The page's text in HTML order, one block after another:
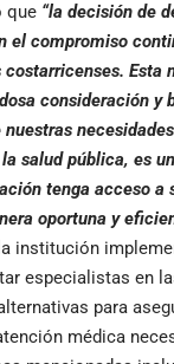
que “la decisión de
el compromiso
Esta
consideración y
salud pública, es
tenga acceso a
oportuna y
institución
especialistas en
para
médica